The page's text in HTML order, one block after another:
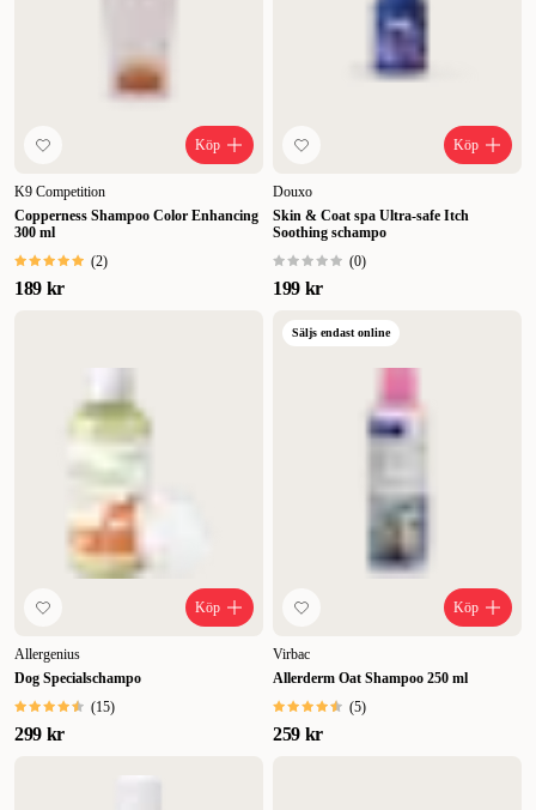
Köp
K9 Competition
Copperness Shampoo Color Enhancing
300 ml
(2)
189 kr
Köp
Douxo
Skin & Coat spa Ultra-safe Itch
Soothing schampo
(0)
199 kr
Köp
Allergenius
Dog Specialschampo
(15)
299 kr
Säljs endast online
Köp
Virbac
Allerderm Oat Shampoo 250 ml
(5)
259 kr